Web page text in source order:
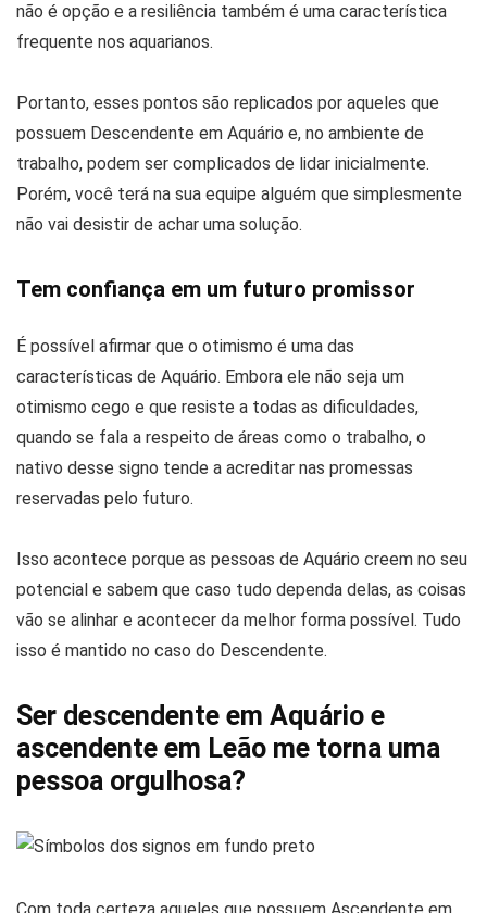
não é opção e a resiliência também é uma característica
frequente nos aquarianos.
Portanto, esses pontos são replicados por aqueles que
possuem Descendente em Aquário e, no ambiente de
trabalho, podem ser complicados de lidar inicialmente.
Porém, você terá na sua equipe alguém que simplesmente
não vai desistir de achar uma solução.
Tem confiança em um futuro promissor
É possível afirmar que o otimismo é uma das
características de Aquário. Embora ele não seja um
otimismo cego e que resiste a todas as dificuldades,
quando se fala a respeito de áreas como o trabalho, o
nativo desse signo tende a acreditar nas promessas
reservadas pelo futuro.
Isso acontece porque as pessoas de Aquário creem no seu
potencial e sabem que caso tudo dependa delas, as coisas
vão se alinhar e acontecer da melhor forma possível. Tudo
isso é mantido no caso do Descendente.
Ser descendente em Aquário e
ascendente em Leão me torna uma
pessoa orgulhosa?